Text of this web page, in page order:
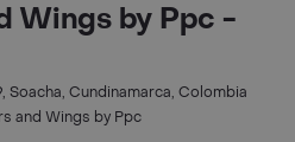
Wings by Ppc -
Cundinamarca, Colombia
and Wings by Ppc